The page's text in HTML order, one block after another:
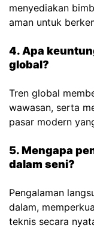
menyediakan
aman untuk
4. Apa
global?
Tren global
wawasan, serta
pasar modern
5. Mengapa
dalam seni?
Pengalaman
dalam,
teknis secara